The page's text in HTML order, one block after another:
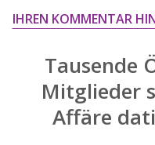
IHREN KOMMENTAR
Tausende
Mitglieder
Affäre